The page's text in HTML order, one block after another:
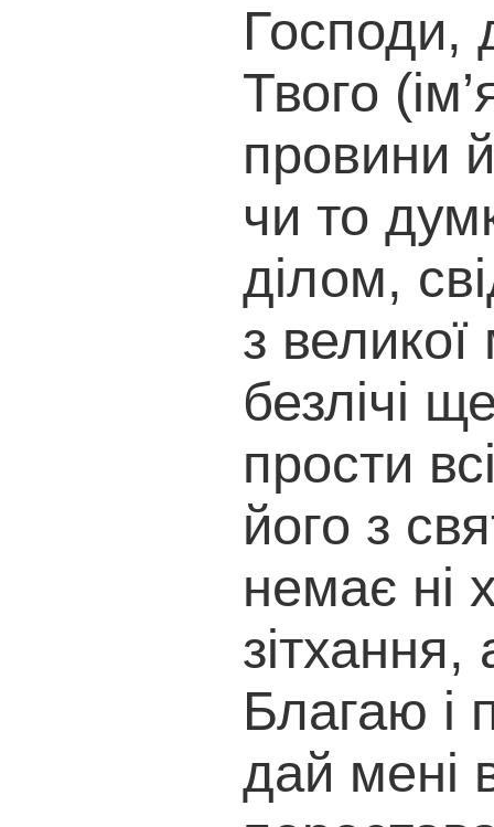
Господи,
Твого
провини
чи то
ділом,
з
безлічі
прости
його з
немає ні
Благаю і
дай мені